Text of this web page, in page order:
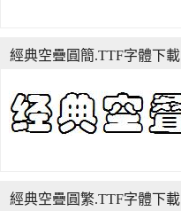
經典空疊圓簡.TTF字體下載
經典空疊圓繁.TTF字體下載